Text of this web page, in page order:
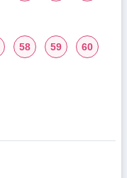
58 59
60